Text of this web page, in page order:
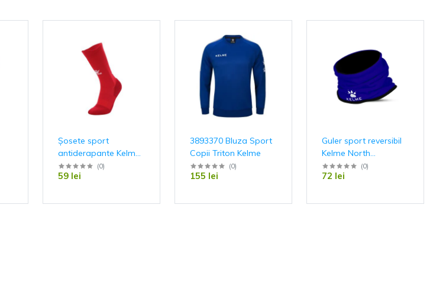
Șosete sport
antiderapante Kelme
Tritón 8101WZ5002
(0)
59 lei
3893370 Bluza Sport
Copii Triton Kelme
(0)
155 lei
Guler sport reversibil
Kelme North
K15Z910C (0)
72 lei